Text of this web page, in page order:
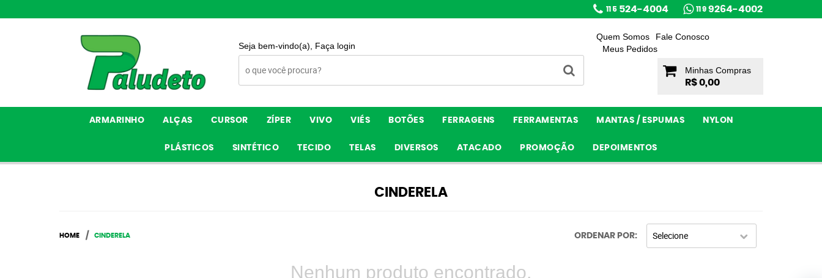
11 5 524-4004 11 9 9264-4002
Seja bem-vindo(a), Faça login
Quem Somos
Fale Conosco
Meus Pedidos
Minhas Compras
R$ 0,00
ARMARINHO ALÇAS CURSOR ZÍPER VIVO VIÉS BOTÕES FERRAGENS FERRAMENTAS MANTAS / ESPUMAS NYLON
PLÁSTICOS SINTÉTICO TECIDO TELAS DIVERSOS ATACADO PROMOÇÃO DEPOIMENTOS
CINDERELA
HOME CINDERELA ORDENAR POR Selecione
Nenhum produto encontrado.